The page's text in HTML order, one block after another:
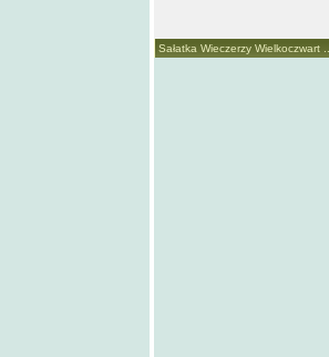
Sałatka Wieczerzy Wielkoczwart ...